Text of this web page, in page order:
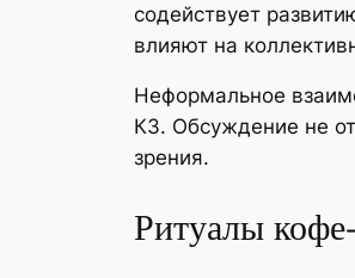
содействует
влияют на
Неформальное
КЗ. Обсуждение не
зрения.
Ритуалы